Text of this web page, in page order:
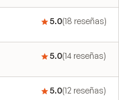
5.0(18 reseñas)
5.0(14 reseñas)
5.0(12 reseñas)